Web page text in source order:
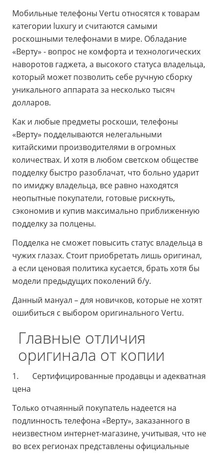
Мобильные телефоны Vertu относятся к товарам
категории luxury и считаются самыми
роскошными телефонами в мире. Обладание
«Верту» - вопрос не комфорта и технологических
наворотов гаджета, а высокого статуса владельца,
который может позволить себе ручную сборку
уникального аппарата за несколько тысяч
долларов.
Как и любые предметы роскоши, телефоны
«Верту» подделываются нелегальными
китайскими производителями в огромных
количествах. И хотя в любом светском обществе
подделку быстро разоблачат, что больно ударит
по имиджу владельца, все равно находятся
неопытные покупатели, готовые рискнуть,
сэкономив и купив максимально приближенную
подделку за полцены.
Подделка не сможет повысить статус владельца в
чужих глазах. Стоит приобретать лишь оригинал,
а если ценовая политика кусается, брать хотя бы
модели предыдущих поколений б/у.
Данный мануал – для новичков, которые не хотят
ошибиться с выбором оригинального Vertu.
Главные отличия
оригинала от копии
1. Сертифицированные продавцы и адекватная
цена
Только отчаянный покупатель надеется на
подлинность телефона «Верту», заказанного в
неизвестном интернет-магазине, учитывая, что не
во всех регионах представлены официальные